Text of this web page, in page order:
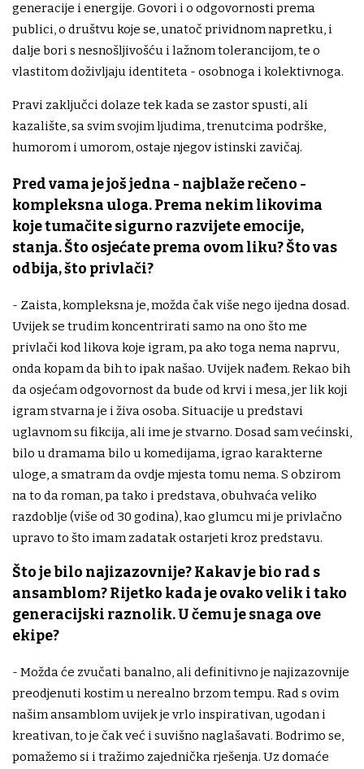
generacije i energije. Govori i o odgovornosti prema
publici, o društvu koje se, unatoč prividnom napretku, i
dalje bori s nesnošljivošću i lažnom tolerancijom, te o
vlastitom doživljaju identiteta - osobnoga i kolektivnoga.
Pravi zaključci dolaze tek kada se zastor spusti, ali
kazalište, sa svim svojim ljudima, trenutcima podrške,
humorom i umorom, ostaje njegov istinski zavičaj.
Pred vama je još jedna - najblaže rečeno -
kompleksna uloga. Prema nekim likovima
koje tumačite sigurno razvijete emocije,
stanja. Što osjećate prema ovom liku? Što vas
odbija, što privlači?
- Zaista, kompleksna je, možda čak više nego ijedna dosad.
Uvijek se trudim koncentrirati samo na ono što me
privlači kod likova koje igram, pa ako toga nema naprvu,
onda kopam da bih to ipak našao. Uvijek nađem. Rekao bih
da osjećam odgovornost da bude od krvi i mesa, jer lik koji
igram stvarna je i živa osoba. Situacije u predstavi
uglavnom su fikcija, ali ime je stvarno. Dosad sam većinski,
bilo u dramama bilo u komedijama, igrao karakterne
uloge, a smatram da ovdje mjesta tomu nema. S obzirom
na to da roman, pa tako i predstava, obuhvaća veliko
razdoblje (više od 30 godina), kao glumcu mi je privlačno
upravo to što imam zadatak ostarjeti kroz predstavu.
Što je bilo najizazovnije? Kakav je bio rad s
ansamblom? Rijetko kada je ovako velik i tako
generacijski raznolik. U čemu je snaga ove
ekipe?
- Možda će zvučati banalno, ali definitivno je najizazovnije
preodjenuti kostim u nerealno brzom tempu. Rad s ovim
našim ansamblom uvijek je vrlo inspirativan, ugodan i
kreativan, to je čak već i suvišno naglašavati. Bodrimo se,
pomažemo si i tražimo zajednička rješenja. Uz domaće